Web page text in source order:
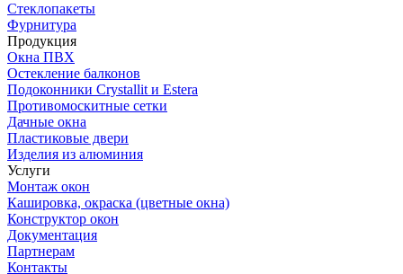
Стеклопакеты
Фурнитура
Продукция
Окна ПВХ
Остекление балконов
Подоконники Crystallit и Estera
Противомоскитные сетки
Дачные окна
Пластиковые двери
Изделия из алюминия
Услуги
Монтаж окон
Кашировка, окраска (цветные окна)
Конструктор окон
Документация
Партнерам
Контакты